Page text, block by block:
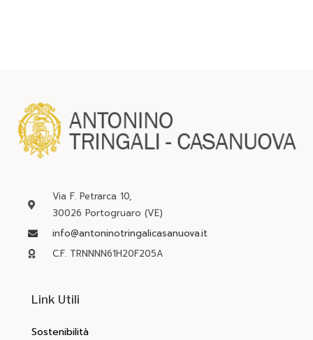
Via F. Petrarca 10,
30026 Portogruaro (VE)
info@antoninotringalicasanuova.it
C.F. TRNNNN61H20F205A
Link Utili
Sostenibilità